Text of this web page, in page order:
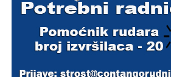
KUD Vrelac u Vranjskoj Banji
festivala folklora
Za poljoprivrednike 5,8 miliona
dinara iz budžeta Vranja